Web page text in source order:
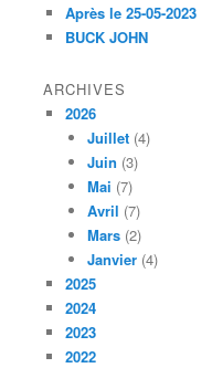
Après le 25-05-2023
BUCK JOHN
ARCHIVES
2026
Juillet (4)
Juin (3)
Mai (7)
Avril (7)
Mars (2)
Janvier (4)
2025
2024
2023
2022